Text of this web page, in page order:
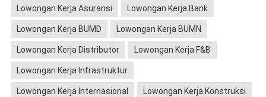
Lowongan Kerja Asuransi Lowongan Kerja Bank
Lowongan Kerja BUMD Lowongan Kerja BUMN
Lowongan Kerja Distributor Lowongan Kerja F&B
Lowongan Kerja Infrastruktur
Lowongan Kerja Internasional Lowongan Kerja Konstruksi